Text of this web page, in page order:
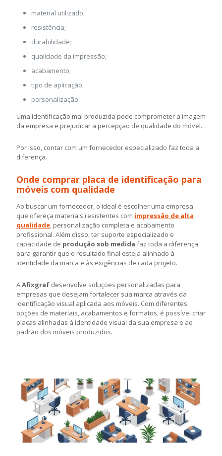
material utilizado;
resistência;
durabilidade;
qualidade da impressão;
acabamento;
tipo de aplicação;
personalização.
Uma identificação mal produzida pode comprometer a imagem
da empresa e prejudicar a percepção de qualidade do móvel.
Por isso, contar com um fornecedor especializado faz toda a
diferença.
Onde comprar placa de identificação para
móveis com qualidade
Ao buscar um fornecedor, o ideal é escolher uma empresa
que ofereça materiais resistentes com impressão de alta
qualidade, personalização completa e acabamento
profissional. Além disso, ter suporte especializado e
capacidade de produção sob medida faz toda a diferença
para garantir que o resultado final esteja alinhado à
identidade da marca e às exigências de cada projeto.
AAfixgraf desenvolve soluções personalizadas para
empresas que desejam fortalecer sua marca através da
identificação visual aplicada aos móveis. Com diferentes
opções de materiais, acabamentos e formatos, é possível criar
placas alinhadas à identidade visual da sua empresa e ao
padrão dos móveis produzidos.